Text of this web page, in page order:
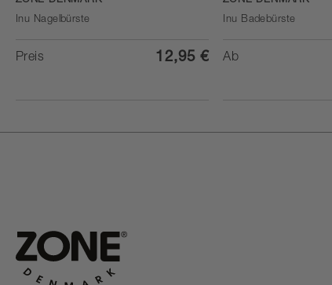
Inu Nagelbürste
Preis 12,95 €
Inu Badebürste
Ab